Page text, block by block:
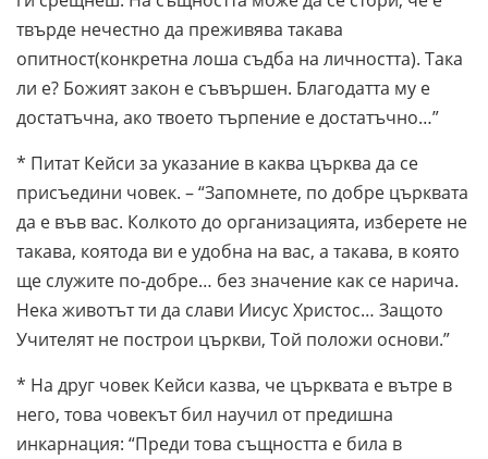
твърде нечестно да преживява такава
опитност(конкретна лоша съдба на личността). Така
ли е? Божият закон е съвършен. Благодатта му е
достатъчна, ако твоето търпение е достатъчно…”
* Питат Кейси за указание в каква църква да се
присъедини човек. – “Запомнете, по добре църквата
да е във вас. Колкото до организацията, изберете не
такава, коятода ви е удобна на вас, а такава, в която
ще служите по-добре… без значение как се нарича.
Нека животът ти да слави Иисус Христос… Защото
Учителят не построи църкви, Той положи основи.”
* На друг човек Кейси казва, че църквата е вътре в
него, това човекът бил научил от предишна
инкарнация: “Преди това същността е била в